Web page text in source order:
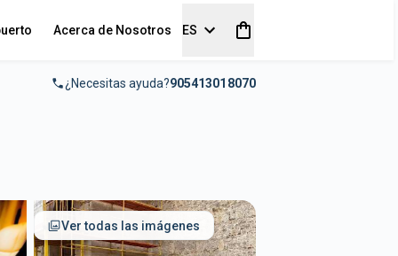
Acerca de Nosotros ES
¿Necesitas ayuda?905413018070
Ver todas las imágenes